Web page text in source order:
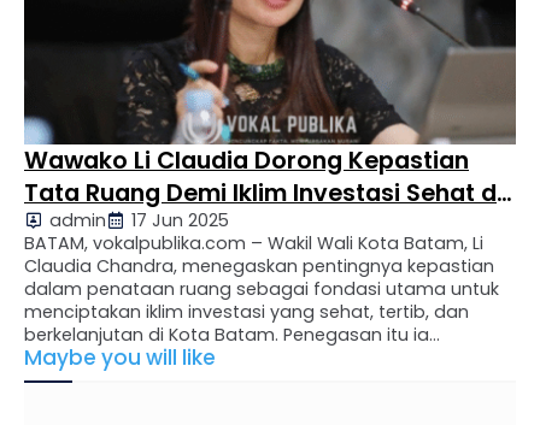
Wawako Li Claudia Dorong Kepastian
Tata Ruang Demi Iklim Investasi Sehat di
Batam
admin
17 Jun 2025
BATAM, vokalpublika.com – Wakil Wali Kota Batam, Li
Claudia Chandra, menegaskan pentingnya kepastian
dalam penataan ruang sebagai fondasi utama untuk
menciptakan iklim investasi yang sehat, tertib, dan
berkelanjutan di Kota Batam. Penegasan itu ia
sampaikan saat memimpin rapat lanjutan Forum
Penataan Ruang Daerah (FPRD) Kota Batam yang
Maybe you will like